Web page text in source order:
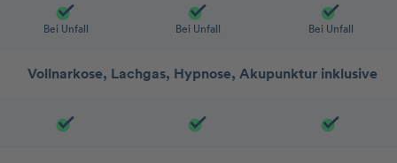
Bei Unfall Bei Unfall Bei Unfall
Vollnarkose, Lachgas, Hypnose, Akupunktur inklusive